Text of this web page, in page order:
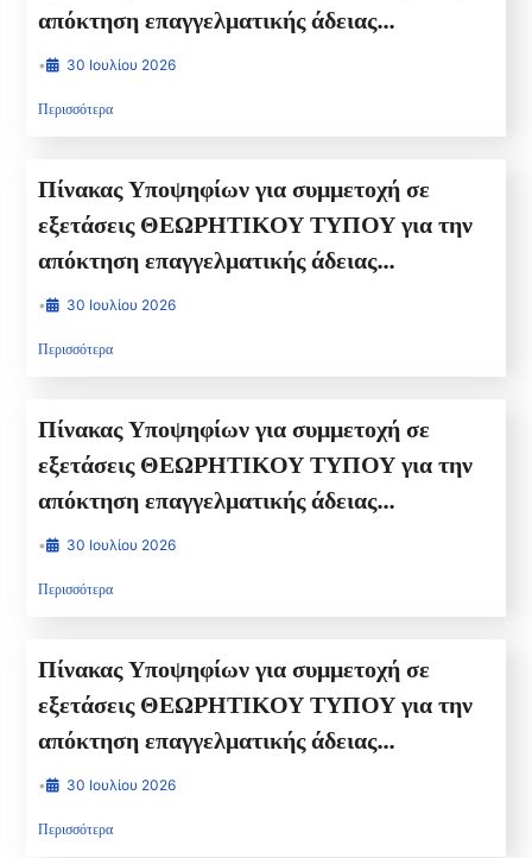
απόκτηση επαγγελματικής άδειας
Αρχιτεχνίτη ψυκτικού και Πιστοποιητικό ΙΙ
• 30 Ιουλίου 2026
Περισσότερα
Πίνακας Υποψηφίων για συμμετοχή σε
εξετάσεις ΘΕΩΡΗΤΙΚΟΥ ΤΥΠΟΥ για την
απόκτηση επαγγελματικής άδειας
Πιστοποιητικό ΙΙ για την Πέμπτη 6/8/2026
• 30 Ιουλίου 2026
Περισσότερα
Πίνακας Υποψηφίων για συμμετοχή σε
εξετάσεις ΘΕΩΡΗΤΙΚΟΥ ΤΥΠΟΥ για την
απόκτηση επαγγελματικής άδειας
Αρχιτεχνίτη ψυκτικού και Πιστοποιητικό ΙΙ
• 30 Ιουλίου 2026
Περισσότερα
Πίνακας Υποψηφίων για συμμετοχή σε
εξετάσεις ΘΕΩΡΗΤΙΚΟΥ ΤΥΠΟΥ για την
απόκτηση επαγγελματικής άδειας
ΧΕΙΡΙΣΤΗ ΜΗΧΑΝΗΜΑΤΩΝ ΕΡΓΟΥ
• 30 Ιουλίου 2026
Περισσότερα